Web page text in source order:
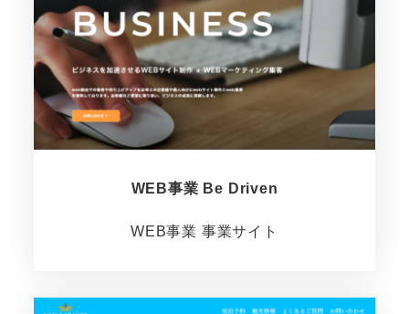
WEB事業 Be Driven
WEB事業 事業サイト